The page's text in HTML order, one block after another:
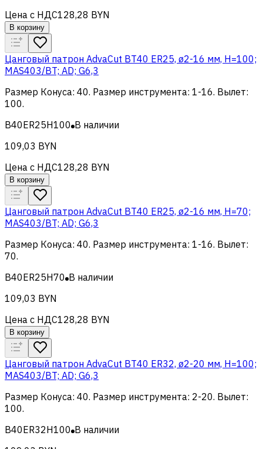
Цена с НДС128,28 BYN
В корзину
Цанговый патрон AdvaCut BT40 ER25, ø2-16 мм, H=100;
MAS403/BT; AD; G6,3
Размер Конуса: 40. Размер инструмента: 1-16. Вылет:
100.
B40ER25H100 В наличии
109,03 BYN
Цена с НДС128,28 BYN
В корзину
Цанговый патрон AdvaCut BT40 ER25, ø2-16 мм, H=70;
MAS403/BT; AD; G6,3
Размер Конуса: 40. Размер инструмента: 1-16. Вылет:
70.
B40ER25H70 В наличии
109,03 BYN
Цена с НДС128,28 BYN
В корзину
Цанговый патрон AdvaCut BT40 ER32, ø2-20 мм, H=100;
MAS403/BT; AD; G6,3
Размер Конуса: 40. Размер инструмента: 2-20. Вылет:
100.
B40ER32H100 В наличии